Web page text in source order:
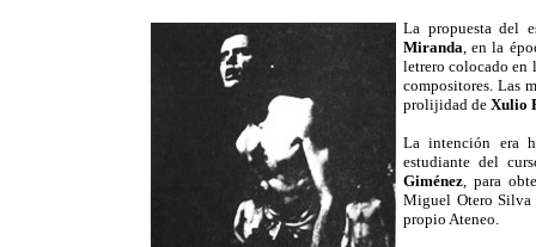
La propuesta del
Miranda, en la
letrero colocado en
compositores. Las
prolijidad de Xulio
La intención era
estudiante del
Giménez, para
Miguel Otero Silva
propio Ateneo.